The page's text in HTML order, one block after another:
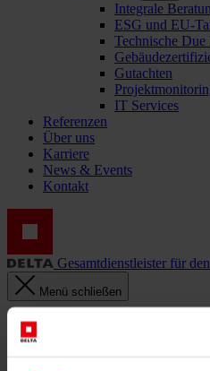
Integrale
ESG und EU-
Technische
Gutachten
IT Services
Referenzen
Über uns
Karriere
News & Events
Kontakt
Gesamtdienstleister für
Menü schließen